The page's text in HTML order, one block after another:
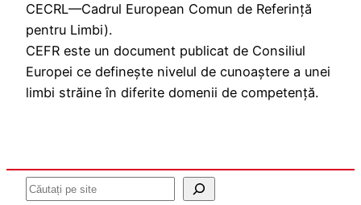
CECRL—Cadrul European Comun de Referință
pentru Limbi).
CEFR este un document publicat de Consiliul
Europei ce definește nivelul de cunoaștere a unei
limbi străine în diferite domenii de competență.
Caută